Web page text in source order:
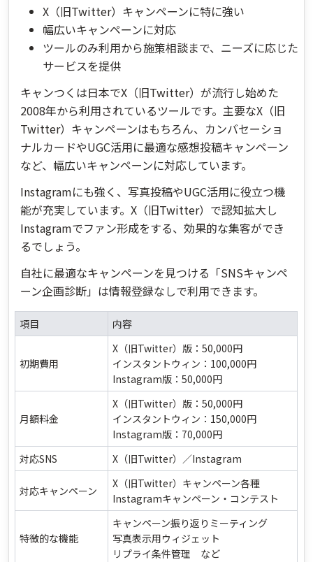
X（旧Twitter）キャンペーンに特に強い
幅広いキャンペーンに対応
ツールのみ利用から施策相談まで、ニーズに応じた
サービスを提供
キャンつくは日本でX（旧Twitter）が流行し始めた
2008年から利用されているツールです。主要なX（旧
Twitter）キャンペーンはもちろん、カンバセーショ
ナルカードやUGC活用に最適な感想投稿キャンペーン
など、幅広いキャンペーンに対応しています。
Instagramにも強く、写真投稿やUGC活用に役立つ機
能が充実しています。X（旧Twitter）で認知拡大し
Instagramでファン形成をする、効果的な集客ができ
るでしょう。
自社に最適なキャンペーンを見つける「SNSキャンペ
ーン企画診断」は情報登録なしで利用できます。
項目 内容
初期費用
X（旧Twitter）版：50,000円
インスタントウィン：100,000円
Instagram版：50,000円
月額料金
X（旧Twitter）版：50,000円
インスタントウィン：150,000円
Instagram版：70,000円
対応SNS
X（旧Twitter）／Instagram
対応キャンペーン
X（旧Twitter）キャンペーン各種
Instagramキャンペーン・コンテスト
特徴的な機能
キャンペーン振り返りミーティング
写真表示用ウィジェット
リプライ条件管理 など